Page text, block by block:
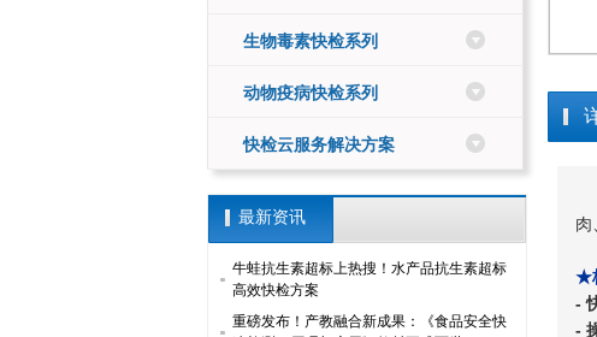
生物毒素快检系列
动物疫病快检系列
快检云服务解决方案
最新资讯
牛蛙抗生素超标上热搜！水产品抗生素超标
高效快检方案
重磅发布！产教融合新成果：《食品安全快
肉
★
-
-